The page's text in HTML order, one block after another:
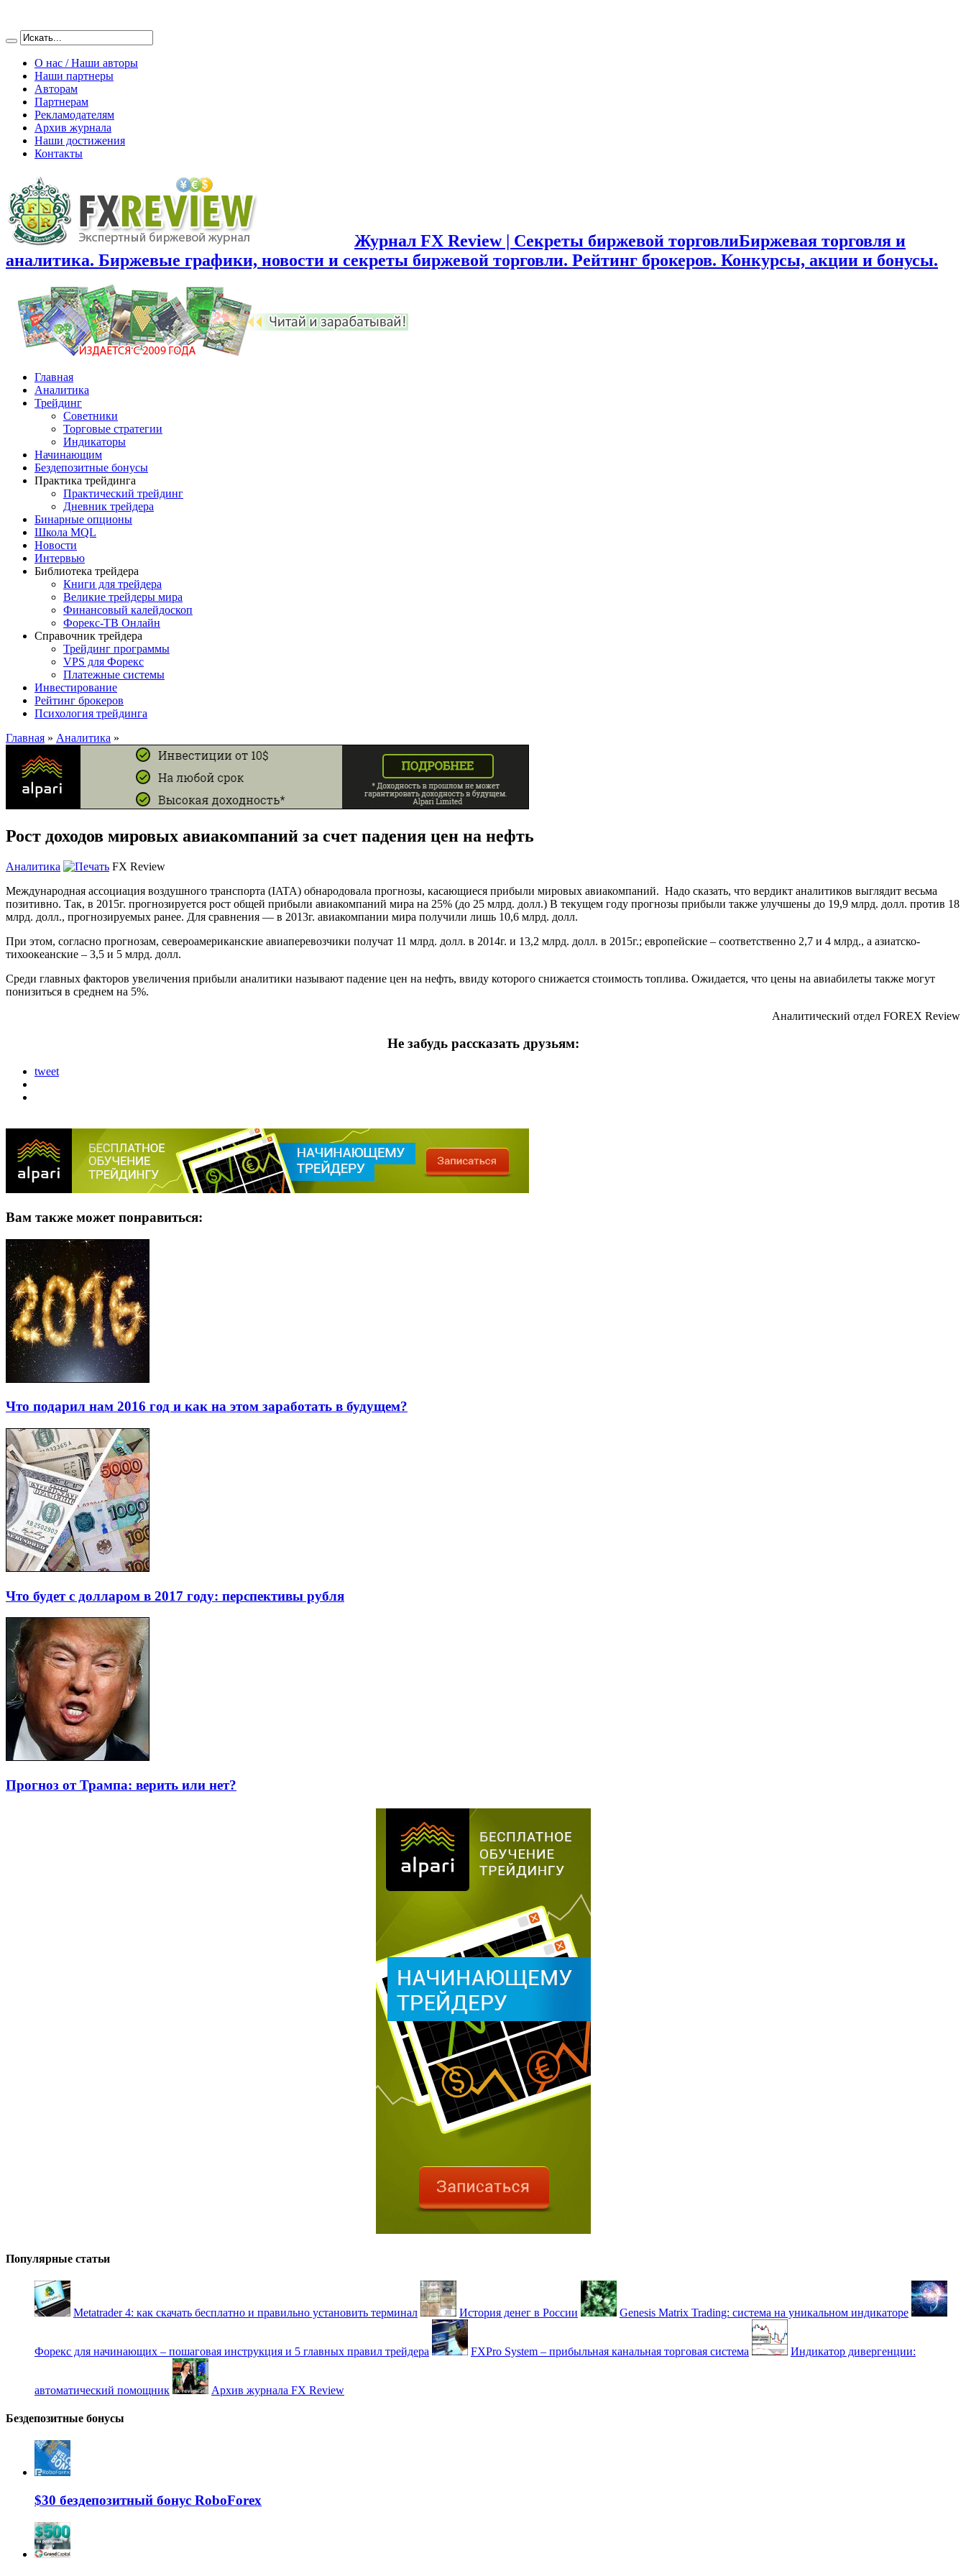
О нас / Наши авторы
Наши партнеры
Авторам
Партнерам
Рекламодателям
Архив журнала
Наши достижения
Контакты
Журнал FX Review | Секреты биржевой торговлиБиржевая торговля и
аналитика. Биржевые графики, новости и секреты биржевой торговли. Рейтинг брокеров. Конкурсы, акции и бонусы.
Главная
Аналитика
Трейдинг
Советники
Торговые стратегии
Индикаторы
Начинающим
Бездепозитные бонусы
Практика трейдинга
Практический трейдинг
Дневник трейдера
Бинарные опционы
Школа MQL
Новости
Интервью
Библиотека трейдера
Книги для трейдера
Великие трейдеры мира
Финансовый калейдоскоп
Форекс-ТВ Онлайн
Справочник трейдера
Трейдинг программы
VPS для Форекс
Платежные системы
Инвестирование
Рейтинг брокеров
Психология трейдинга
Главная » Аналитика »
Рост доходов мировых авиакомпаний за счет падения цен на нефть
Аналитика
FX Review
Международная ассоциация воздушного транспорта (IATA) обнародовала прогнозы, касающиеся прибыли мировых авиакомпаний. Надо сказать, что вердикт аналитиков выглядит весьма
позитивно. Так, в 2015г. прогнозируется рост общей прибыли авиакомпаний мира на 25% (до 25 млрд. долл.) В текущем году прогнозы прибыли также улучшены до 19,9 млрд. долл. против 18
млрд. долл., прогнозируемых ранее. Для сравнения — в 2013г. авиакомпании мира получили лишь 10,6 млрд. долл.
При этом, согласно прогнозам, североамериканские авиаперевозчики получат 11 млрд. долл. в 2014г. и 13,2 млрд. долл. в 2015г.; европейские – соответственно 2,7 и 4 млрд., а азиатско-
тихоокеанские – 3,5 и 5 млрд. долл.
Среди главных факторов увеличения прибыли аналитики называют падение цен на нефть, ввиду которого снижается стоимость топлива. Ожидается, что цены на авиабилеты также могут
понизиться в среднем на 5%.
Аналитический отдел FOREX Review
Не забудь рассказать друзьям:
tweet
Вам также может понравиться:
Что подарил нам 2016 год и как на этом заработать в будущем?
Что будет с долларом в 2017 году: перспективы рубля
Прогноз от Трампа: верить или нет?
Популярные статьи
Metatrader 4: как скачать бесплатно и правильно установить терминал История денег в России Genesis Matrix Trading: система на уникальном индикаторе
Форекс для начинающих – пошаговая инструкция и 5 главных правил трейдера FXPro System – прибыльная канальная торговая система Индикатор дивергенции:
автоматический помощник Архив журнала FX Review
Бездепозитные бонусы
$30 бездепозитный бонус RoboForex